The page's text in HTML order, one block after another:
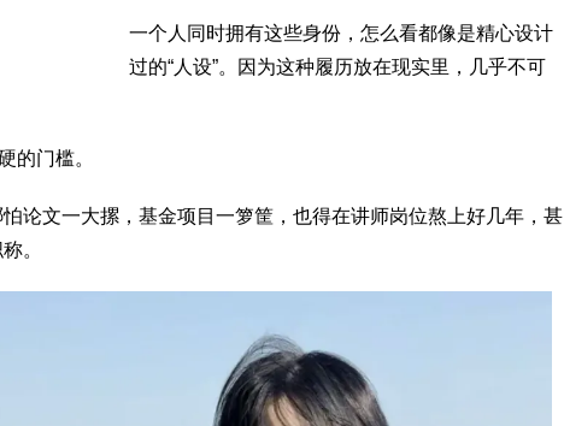
一个人同时拥有这些身份，怎么看都像是精心设计
过的“人设”。因为这种履历放在现实里，几乎不可
的门槛。
论文一大摞，基金项目一箩筐，也得在讲师岗位熬上好几年，甚
。